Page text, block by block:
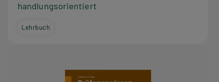
handlungsorientiert
Lehrbuch